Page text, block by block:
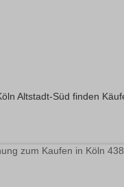
Altstadt-Süd finden